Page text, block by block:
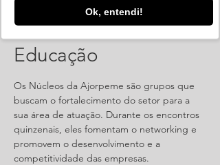
Ok, entendi!
Reunião: Núcleo de
Educação
Os Núcleos da Ajorpeme são grupos que
buscam o fortalecimento do setor para a
sua área de atuação. Durante os encontros
quinzenais, eles fomentam o networking e
promovem o desenvolvimento e a
competitividade das empresas.